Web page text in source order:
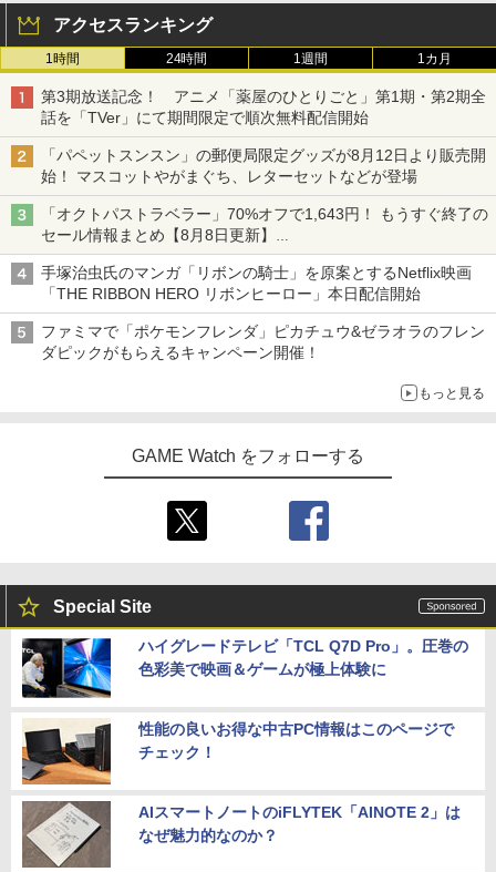
アクセスランキング
1時間 24時間 1週間 1カ月
第3期放送記念！ アニメ「薬屋のひとりごと」第1期・第2期全
話を「TVer」にて期間限定で順次無料配信開始
「パペットスンスン」の郵便局限定グッズが8月12日より販売開
始！ マスコットやがまぐち、レターセットなどが登場
「オクトパストラベラー」70%オフで1,643円！ もうすぐ終了の
セール情報まとめ【8月8日更新】
ニンテンドーeショップでは「大神 絶景版」が67%オフで990円
手塚治虫氏のマンガ「リボンの騎士」を原案とするNetflix映画
「THE RIBBON HERO リボンヒーロー」本日配信開始
ファミマで「ポケモンフレンダ」ピカチュウ&ゼラオラのフレン
ダピックがもらえるキャンペーン開催！
もっと見る
GAME Watch をフォローする
Special Site
ハイグレードテレビ「TCL Q7D Pro」。圧巻の
色彩美で映画＆ゲームが極上体験に
性能の良いお得な中古PC情報はこのページで
チェック！
AIスマートノートのiFLYTEK「AINOTE 2」は
なぜ魅力的なのか？